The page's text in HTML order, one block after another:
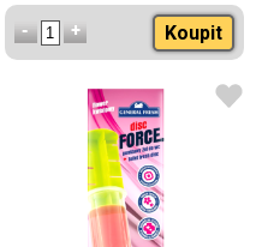
Koupit